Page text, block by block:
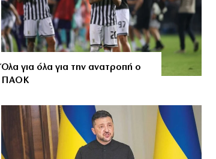
Όλα για όλα για την ανατροπή ο
ΠΑΟΚ